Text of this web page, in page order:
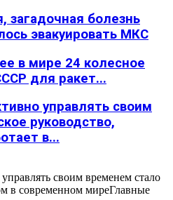
загадочная болезнь
эвакуировать МКС
в мире 24 колесное
для ракет...
управлять своим
руководство,
в...
своим временем стало
в современном миреГлавные